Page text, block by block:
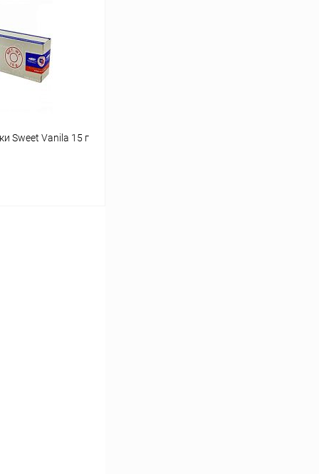
Под заказ
Sweet Vanila 15 г